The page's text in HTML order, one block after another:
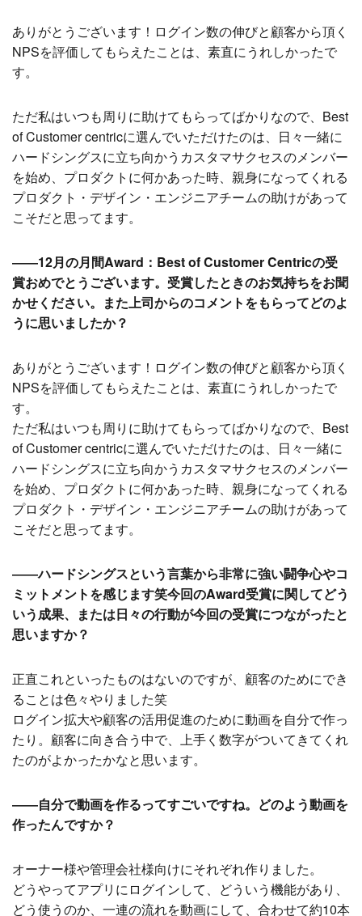
ありがとうございます！ログイン数の伸びと顧客から頂く
NPSを評価してもらえたことは、素直にうれしかったで
す。
ただ私はいつも周りに助けてもらってばかりなので、Best
of Customer centricに選んでいただけたのは、日々一緒に
ハードシングスに立ち向かうカスタマサクセスのメンバー
を始め、プロダクトに何かあった時、親身になってくれる
プロダクト・デザイン・エンジニアチームの助けがあって
こそだと思ってます。
――12月の月間Award：Best of Customer Centricの受
賞おめでとうございます。受賞したときのお気持ちをお聞
かせください。また上司からのコメントをもらってどのよ
うに思いましたか？
ありがとうございます！ログイン数の伸びと顧客から頂く
NPSを評価してもらえたことは、素直にうれしかったで
す。
ただ私はいつも周りに助けてもらってばかりなので、Best
of Customer centricに選んでいただけたのは、日々一緒に
ハードシングスに立ち向かうカスタマサクセスのメンバー
を始め、プロダクトに何かあった時、親身になってくれる
プロダクト・デザイン・エンジニアチームの助けがあって
こそだと思ってます。
――ハードシングスという言葉から非常に強い闘争心やコ
ミットメントを感じます笑今回のAward受賞に関してどう
いう成果、または日々の行動が今回の受賞につながったと
思いますか？
正直これといったものはないのですが、顧客のためにでき
ることは色々やりました笑
ログイン拡大や顧客の活用促進のために動画を自分で作っ
たり。顧客に向き合う中で、上手く数字がついてきてくれ
たのがよかったかなと思います。
――自分で動画を作るってすごいですね。どのよう動画を
作ったんですか？
オーナー様や管理会社様向けにそれぞれ作りました。
どうやってアプリにログインして、どういう機能があり、
どう使うのか、一連の流れを動画にして、合わせて約10本